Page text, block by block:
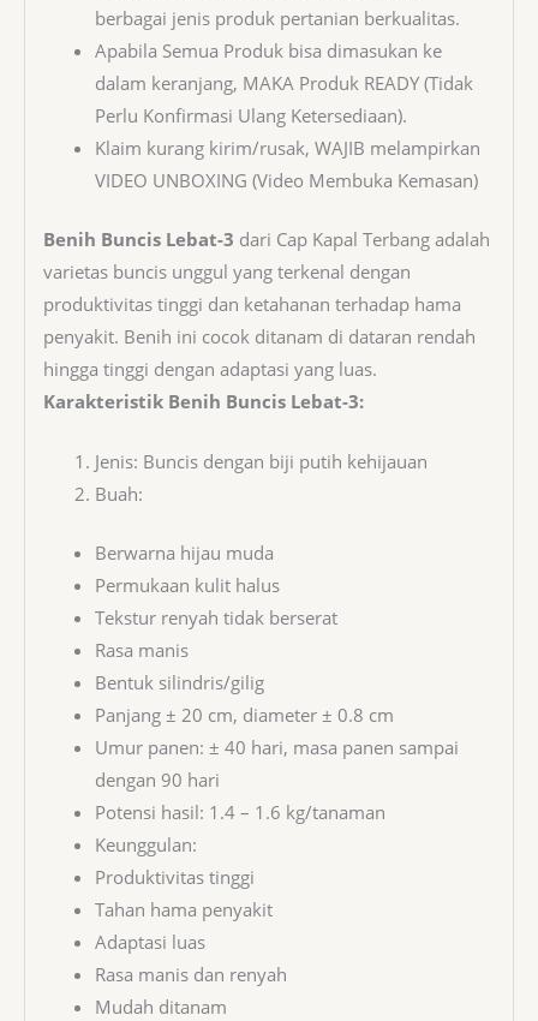
berbagai jenis produk pertanian berkualitas.
Apabila Semua Produk bisa dimasukan ke
dalam keranjang, MAKA Produk READY (Tidak
Perlu Konfirmasi Ulang Ketersediaan).
Klaim kurang kirim/rusak, WAJIB melampirkan
VIDEO UNBOXING (Video Membuka Kemasan)
Benih Buncis Lebat-3 dari Cap Kapal Terbang adalah
varietas buncis unggul yang terkenal dengan
produktivitas tinggi dan ketahanan terhadap hama
penyakit. Benih ini cocok ditanam di dataran rendah
hingga tinggi dengan adaptasi yang luas.
Karakteristik Benih Buncis Lebat-3:
Jenis: Buncis dengan biji putih kehijauan
Buah:
Berwarna hijau muda
Permukaan kulit halus
Tekstur renyah tidak berserat
Rasa manis
Bentuk silindris/gilig
Panjang ± 20 cm, diameter ± 0.8 cm
Umur panen: ± 40 hari, masa panen sampai
dengan 90 hari
Potensi hasil: 1.4 – 1.6 kg/tanaman
Keunggulan:
Produktivitas tinggi
Tahan hama penyakit
Adaptasi luas
Rasa manis dan renyah
Mudah ditanam